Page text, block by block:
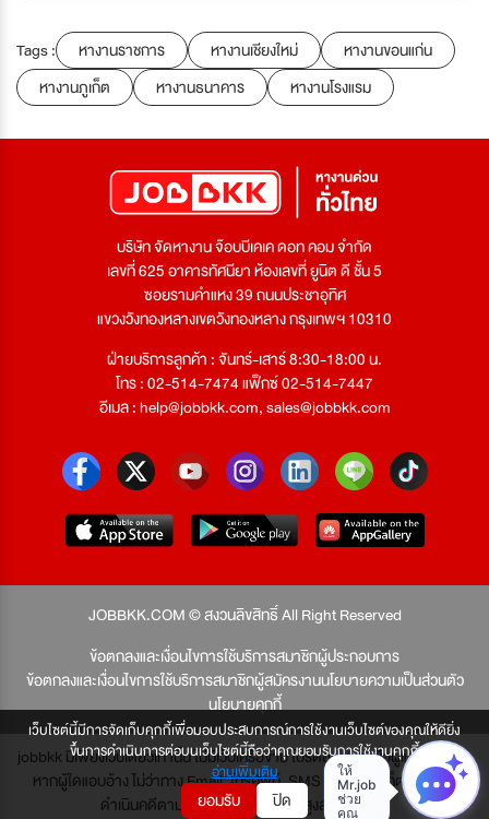
เว็บไซต์นี้มีการจัดเก็บคุกกี้เพื่อมอบประสบการณ์การใช้งานเว็บไซต์ของคุณให้ดียิ่ง
ขึ้นการดำเนินการต่อบนเว็บไซต์นี้ถือว่าคุณยอมรับการใช้งานคุกกี้
อ่านเพิ่มเติม
ยอมรับ ปิด
Tags : หางานราชการ หางานเชียงใหม่
หางานขอนแก่น
หางานภูเก็ต
หางานธนาคาร หางานโรงแรม
บริษัท จัดหางาน จ๊อบบีเคเค ดอท คอม จำกัด
เลขที่ 625 อาคารทัศนียา ห้องเลขที่ ยูนิต ดี ชั้น 5
ซอยรามคำแหง 39 ถนนประชาอุทิศ
แขวงวังทองหลางเขตวังทองหลาง กรุงเทพฯ 10310
ฝ่ายบริการลูกค้า : จันทร์-เสาร์ 8:30-18:00 น.
โทร : 02-514-7474 แฟ็กซ์ 02-514-7447
อีเมล :help@jobbkk.com,sales@jobbkk.com
JOBBKK.COM © สงวนลิขสิทธิ์ All Right Reserved
ข้อตกลงและเงื่อนไขการใช้บริการสมาชิกผู้ประกอบการ
ข้อตกลงและเงื่อนไขการใช้บริการสมาชิกผู้สมัครงานนโยบายความเป็นส่วนตัว
นโยบายคุกกี้
jobbkk มีเพียงเว็บเดียวเท่านั้น ไม่มีเว็บเครือข่าย โปรดอย่าหลงเชื่อผู้แอบอ้าง และ
หากผู้ใดแอบอ้าง ไม่ว่าทาง Email, โทรศัพท์, SMS หรือทางใดก็ตาม จะถูก
ดำเนินคดีตามที่กฎหมายบัญญัติไว้สูงสุด